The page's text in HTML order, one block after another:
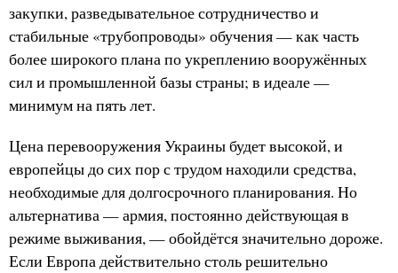
закупки, разведывательное сотрудничество и
стабильные «трубопроводы» обучения — как часть
более широкого плана по укреплению вооружённых
сил и промышленной базы страны; в идеале —
минимум на пять лет.
Цена перевооружения Украины будет высокой, и
европейцы до сих пор с трудом находили средства,
необходимые для долгосрочного планирования. Но
альтернатива — армия, постоянно действующая в
режиме выживания, — обойдётся значительно дороже.
Если Европа действительно столь решительно